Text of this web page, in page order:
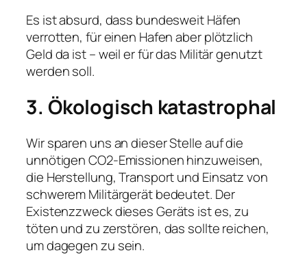
Es ist absurd, dass bundesweit Häfen
verrotten, für einen Hafen aber plötzlich
Geld da ist – weil er für das Militär genutzt
werden soll.
3. Ökologisch katastrophal
Wir sparen uns an dieser Stelle auf die
unnötigen CO2-Emissionen hinzuweisen,
die Herstellung, Transport und Einsatz von
schwerem Militärgerät bedeutet. Der
Existenzzweck dieses Geräts ist es, zu
töten und zu zerstören, das sollte reichen,
um dagegen zu sein.